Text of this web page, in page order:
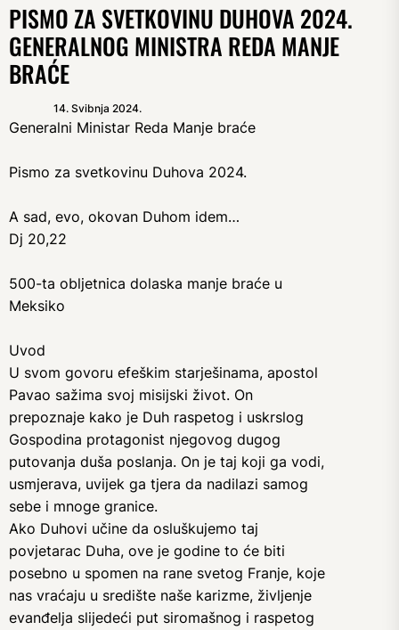
PISMO ZA SVETKOVINU DUHOVA 2024.
GENERALNOG MINISTRA REDA MANJE
BRAĆE
14. Svibnja 2024.
Generalni Ministar Reda Manje braće
Pismo za svetkovinu Duhova 2024.
A sad, evo, okovan Duhom idem…
Dj 20,22
500-ta obljetnica dolaska manje braće u
Meksiko
Uvod
U svom govoru efeškim starješinama, apostol
Pavao sažima svoj misijski život. On
prepoznaje kako je Duh raspetog i uskrslog
Gospodina protagonist njegovog dugog
putovanja duša poslanja. On je taj koji ga vodi,
usmjerava, uvijek ga tjera da nadilazi samog
sebe i mnoge granice.
Ako Duhovi učine da osluškujemo taj
povjetarac Duha, ove je godine to će biti
posebno u spomen na rane svetog Franje, koje
nas vraćaju u središte naše karizme, življenje
evanđelja slijedeći put siromašnog i raspetog